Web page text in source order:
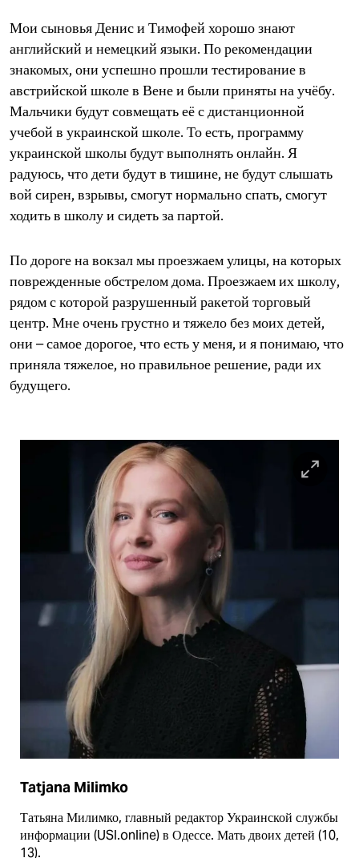
Мои сыновья Денис и Тимофей хорошо знают
английский и немецкий языки. По рекомендации
знакомых, они успешно прошли тестирование в
австрийской школе в Вене и были приняты на учёбу.
Мальчики будут совмещать её с дистанционной
учебой в украинской школе. То есть, программу
украинской школы будут выполнять онлайн. Я
радуюсь, что дети будут в тишине, не будут слышать
вой сирен, взрывы, смогут нормально спать, смогут
ходить в школу и сидеть за партой.
По дороге на вокзал мы проезжаем улицы, на которых
поврежденные обстрелом дома. Проезжаем их школу,
рядом с которой разрушенный ракетой торговый
центр. Мне очень грустно и тяжело без моих детей,
они – самое дорогое, что есть у меня, и я понимаю, что
приняла тяжелое, но правильное решение, ради их
будущего.
Tatjana Milimko
Татьяна Милимко, главный редактор Украинской службы
информации (USI.online) в Одессе. Мать двоих детей (10,
13).